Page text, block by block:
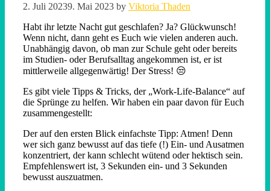
2. Juli 20239. Mai 2023 by Viktoria Thaden
Habt ihr letzte Nacht gut geschlafen? Ja? Glückwunsch!
Wenn nicht, dann geht es Euch wie vielen anderen auch.
Unabhängig davon, ob man zur Schule geht oder bereits
im Studien- oder Berufsalltag angekommen ist, er ist
mittlerweile allgegenwärtig! Der Stress! 😒
Es gibt viele Tipps & Tricks, der „Work-Life-Balance“ auf
die Sprünge zu helfen. Wir haben ein paar davon für Euch
zusammengestellt:
Der auf den ersten Blick einfachste Tipp: Atmen! Denn
wer sich ganz bewusst auf das tiefe (!) Ein- und Ausatmen
konzentriert, der kann schlecht wütend oder hektisch sein.
Empfehlenswert ist, 3 Sekunden ein- und 3 Sekunden
bewusst auszuatmen.